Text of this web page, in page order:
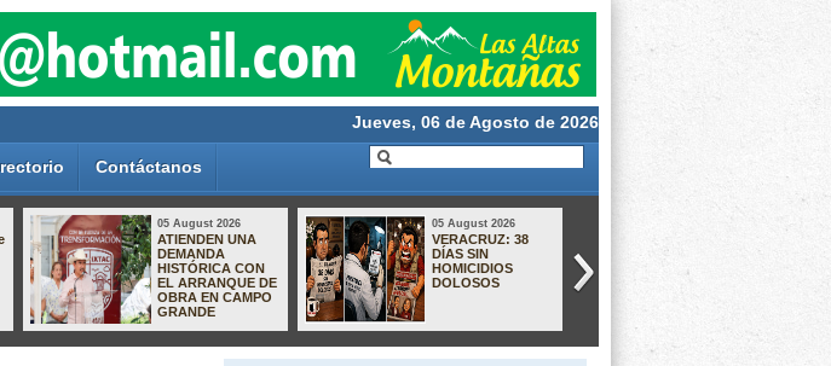
Jueves, 06 de Agosto de 2026
Contáctanos
05 August 2026
ATIENDEN UNA
DEMANDA
HISTÓRICA CON
EL ARRANQUE DE
OBRA EN CAMPO
GRANDE
05 August 2026
VERACRUZ: 38
DÍAS SIN
HOMICIDIOS
DOLOSOS
Reavivan
búsqueda de
prófuga y ofrecen recompensa de 350